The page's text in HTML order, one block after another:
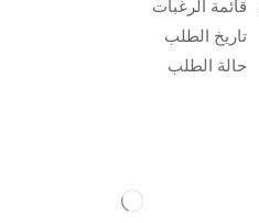
قائمة الرغبات
تاريخ الطلب
حالة الطلب